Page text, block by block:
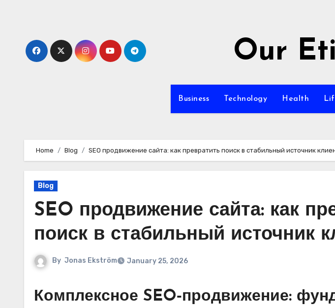
Our
Business Technology Health
Home Blog SEO продвижение сайта: как превратить поиск в стабильный источник
Blog
SEO продвижение сайта: как
поиск в стабильный источник
By Jonas Ekström January 25, 2026
Комплексное SEO‑продвижение: